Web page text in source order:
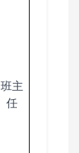
班主
任